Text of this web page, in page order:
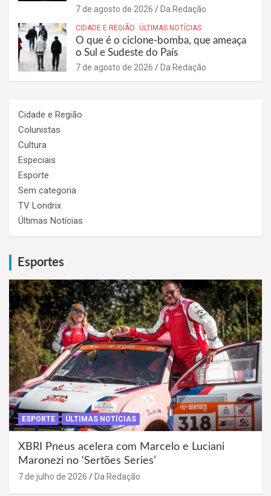
7 de agosto de 2026 Da Redação
CIDADE E REGIÃO ÚLTIMAS NOTÍCIAS
O que é o ciclone-bomba, que ameaça
o Sul e Sudeste do País
7 de agosto de 2026 Da Redação
Cidade e Região
Colunistas
Cultura
Especiais
Esporte
Sem categoria
TV Londrix
Últimas Notícias
Esportes
ESPORTE ÚLTIMAS NOTÍCIAS
XBRI Pneus acelera com Marcelo e Luciani
Maronezi no ‘Sertões Series’
7 de julho de 2026 Da Redação